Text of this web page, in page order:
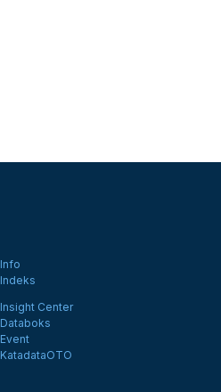
Info
Indeks
Insight Center
Databoks
Event
KatadataOTO